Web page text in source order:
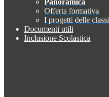
Panoramica
Offerta formativa
I progetti delle classi
Documenti utili
Inclusione Scolastica